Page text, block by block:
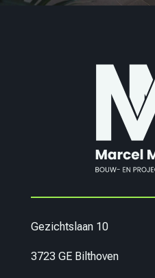
Gezichtslaan 10
3723 GE Bilthoven